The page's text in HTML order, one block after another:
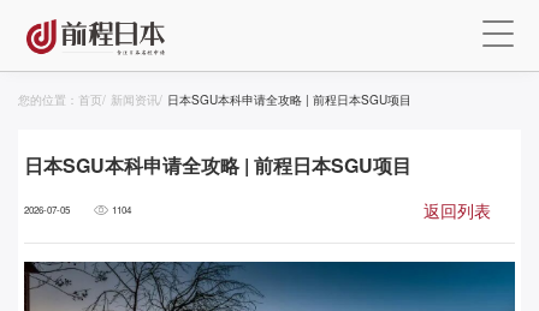
您的位置： 首页/ 新闻资讯/ 日本SGU本科申请全攻略 | 前程日本SGU项目
日本SGU本科申请全攻略 | 前程日本SGU项目
2026-07-05 1104 返回列表